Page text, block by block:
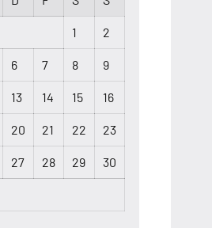
1 2
6 7 8 9
13 14 15 16
20 21 22 23
27 28 29 30